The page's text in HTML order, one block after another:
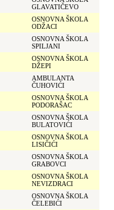
GLAVATIČEVO
OSNOVNA ŠKOLA
ODŽACI
OSNOVNA ŠKOLA
SPILJANI
OSNOVNA ŠKOLA
DŽEPI
AMBULANTA
ČUHOVIĆI
OSNOVNA ŠKOLA
PODORAŠAC
OSNOVNA ŠKOLA
BULATOVIĆI
OSNOVNA ŠKOLA
LISIČIĆI
OSNOVNA ŠKOLA
GRABOVCI
OSNOVNA ŠKOLA
NEVIZDRACI
OSNOVNA ŠKOLA
ČELEBIĆI